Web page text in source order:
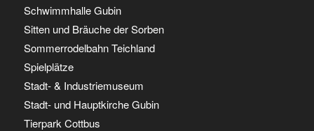
Schwimmhalle Gubin
Sitten und Bräuche der Sorben
Sommerrodelbahn Teichland
Spielplätze
Stadt- & Industriemuseum
Stadt- und Hauptkirche Gubin
Tierpark Cottbus